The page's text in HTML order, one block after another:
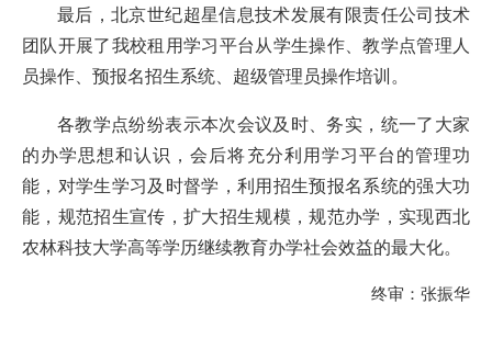
最后，北京世纪超星信息技术发展有限责任公司技术
团队开展了我校租用学习平台从学生操作、教学点管理人
员操作、预报名招生系统、超级管理员操作培训。
各教学点纷纷表示本次会议及时、务实，统一了大家
的办学思想和认识，会后将充分利用学习平台的管理功
能，对学生学习及时督学，利用招生预报名系统的强大功
能，规范招生宣传，扩大招生规模，规范办学，实现西北
农林科技大学高等学历继续教育办学社会效益的最大化。
终审： 张振华